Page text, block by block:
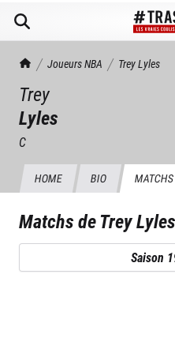
TrashTalk Actu NBA
Joueurs NBA TreyLyles
Trey
Lyles
C
HOME BIO MATCHS
Matchs deTrey Lyles
Saison